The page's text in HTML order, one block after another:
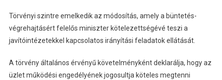
Törvényi szintre emelkedik az módosítás, amely a büntetés-
végrehajtásért felelős miniszter kötelezettségévé teszi a
javítóintézetekkel kapcsolatos irányítási feladatok ellátását.
A törvény általános érvényű követelményként deklarálja, hogy az
üzlet működési engedélyének jogosultja köteles megtenni